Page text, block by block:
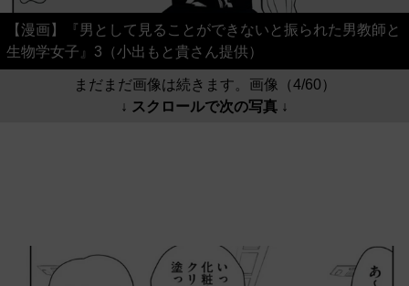
【漫画】『男として見ることができないと振られた男教師と
生物学女子』3（小出もと貴さん提供）
まだまだ画像は続きます。画像（4/60）
↓ スクロールで次の写真 ↓